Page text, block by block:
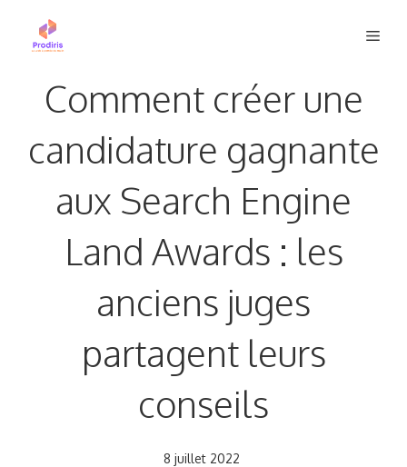
Comment créer une
candidature gagnante
aux Search Engine
Land Awards : les
anciens juges
partagent leurs
conseils
8 juillet 2022